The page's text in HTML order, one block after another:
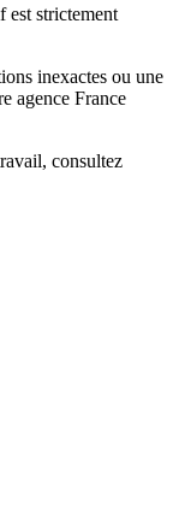
est strictement
inexactes ou une
agence France
, consultez